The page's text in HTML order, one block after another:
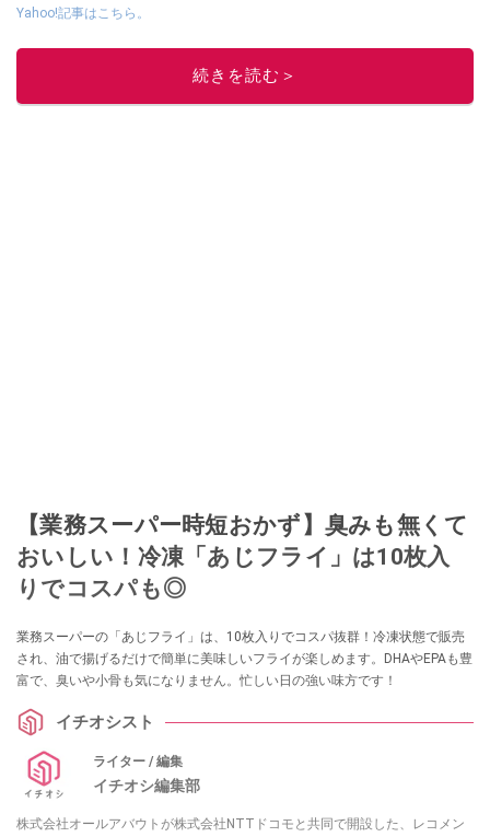
Yahoo!記事はこちら。
このイチオシストの他の記事を読む
続きを読む＞
【業務スーパー時短おかず】臭みも無くて
おいしい！冷凍「あじフライ」は10枚入
りでコスパも◎
業務スーパーの「あじフライ」は、10枚入りでコスパ抜群！冷凍状態で販売
され、油で揚げるだけで簡単に美味しいフライが楽しめます。DHAやEPAも豊
富で、臭いや小骨も気になりません。忙しい日の強い味方です！
イチオシスト
ライター / 編集
イチオシ編集部
株式会社オールアバウトが株式会社NTTドコモと共同で開設した、レコメン